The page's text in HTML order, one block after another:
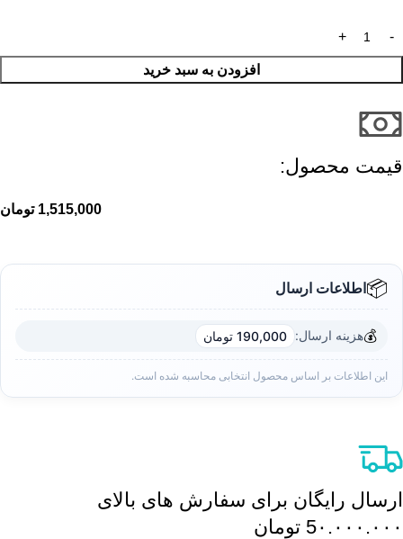
افزودن به سبد خرید
قیمت محصول:​
1,515,000 تومان
📦اطلاعات ارسال
💰هزینه ارسال: 190,000 تومان
این اطلاعات بر اساس محصول انتخابی محاسبه شده است.
ارسال رایگان برای سفارش های بالای
5٠.٠٠٠.٠٠٠ تومان